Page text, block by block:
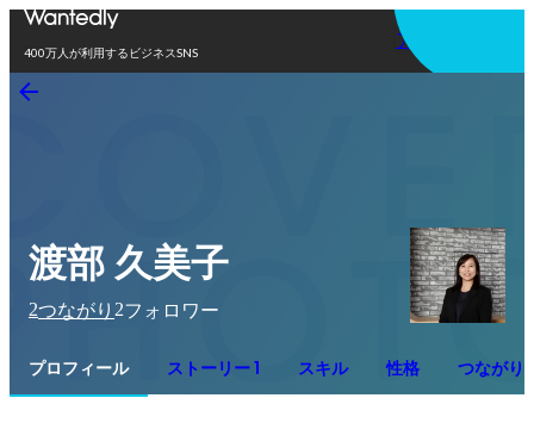
400万人が利用するビジネスSNS
アプリを使う
渡部 久美子
2つながり 2フォロワー
プロフィール ストーリー 1 スキル 性格 つながり